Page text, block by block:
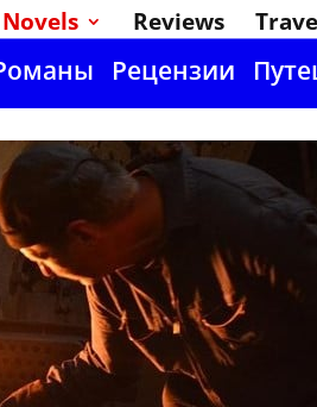
Novels Reviews
Рецензии